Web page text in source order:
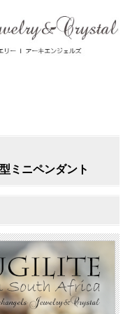
ミニペンダント